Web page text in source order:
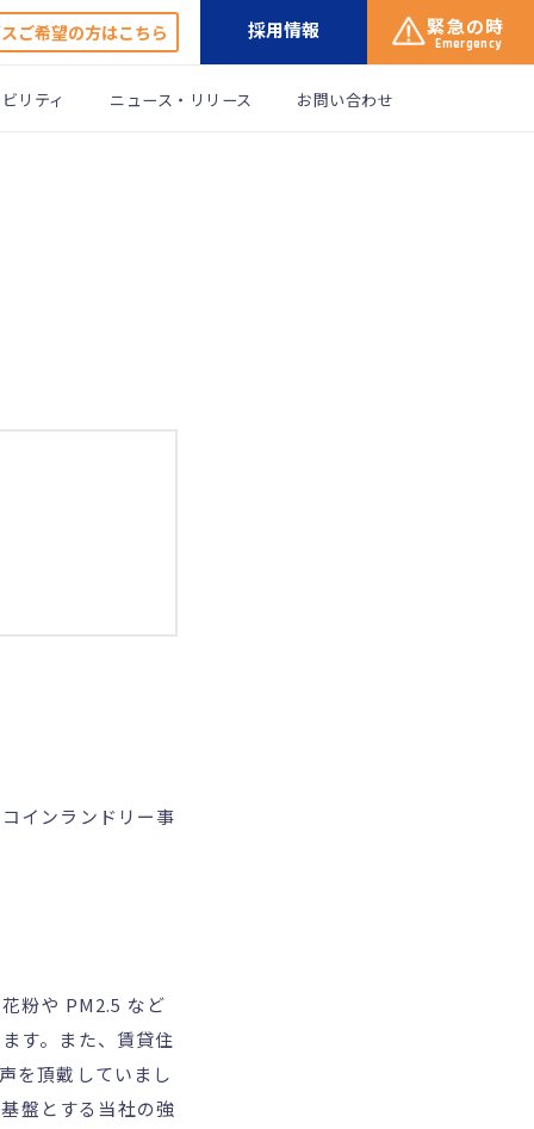
ご希望の方はこちら 採用情報 緊急の時
Emergency
リティ ニュース・リリース お問い合わせ
インランドリー事
粉や PM2.5 など
す。また、賃貸住
を頂戴していまし
盤とする当社の強